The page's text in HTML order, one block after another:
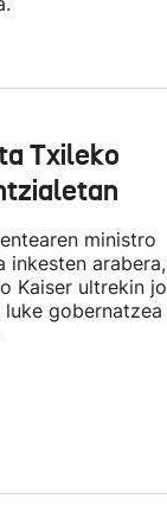
Txileko
ministro
inkesten arabera,
Kaiser ultrekin
gobernatzea